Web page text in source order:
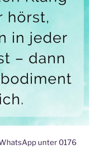
unter 0176